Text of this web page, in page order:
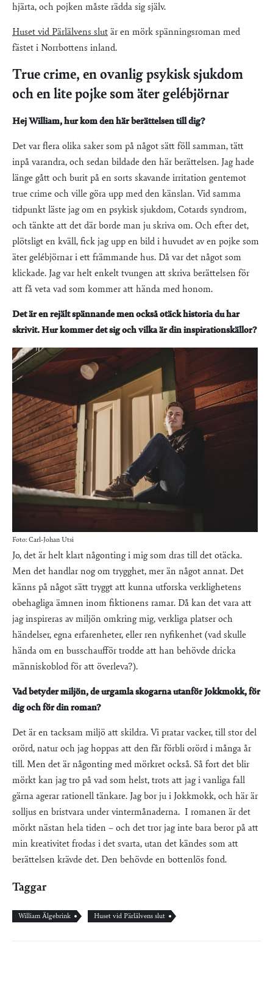
hjärta, och pojken måste rädda sig själv.
Huset vid Pärlälvens slut är en mörk spänningsroman med
fästet i Norrbottens inland.
True crime, en ovanlig psykisk sjukdom
och en lite pojke som äter gelébjörnar
Hej William, hur kom den här berättelsen till dig?
Det var flera olika saker som på något sätt föll samman, tätt
inpå varandra, och sedan bildade den här berättelsen. Jag hade
länge gått och burit på en sorts skavande irritation gentemot
true crime och ville göra upp med den känslan. Vid samma
tidpunkt läste jag om en psykisk sjukdom, Cotards syndrom,
och tänkte att det där borde man ju skriva om. Och efter det,
plötsligt en kväll, fick jag upp en bild i huvudet av en pojke som
äter gelébjörnar i ett främmande hus. Då var det något som
klickade. Jag var helt enkelt tvungen att skriva berättelsen för
att få veta vad som kommer att hända med honom.
Det är en rejält spännande men också otäck historia du har
skrivit. Hur kommer det sig och vilka är din inspirationskällor?
Foto: Carl-Johan Utsi
Jo, det är helt klart någonting i mig som dras till det otäcka.
Men det handlar nog om trygghet, mer än något annat. Det
känns på något sätt tryggt att kunna utforska verklighetens
obehagliga ämnen inom fiktionens ramar. Då kan det vara att
jag inspireras av miljön omkring mig, verkliga platser och
händelser, egna erfarenheter, eller ren nyfikenhet (vad skulle
hända om en busschaufför trodde att han behövde dricka
människoblod för att överleva?).
Vad betyder miljön, de urgamla skogarna utanför Jokkmokk, för
dig och för din roman?
Det är en tacksam miljö att skildra. Vi pratar vacker, till stor del
orörd, natur och jag hoppas att den får förbli orörd i många år
till. Men det är någonting med mörkret också. Så fort det blir
mörkt kan jag tro på vad som helst, trots att jag i vanliga fall
gärna agerar rationell tänkare. Jag bor ju i Jokkmokk, och här är
solljus en bristvara under vintermånaderna. I romanen är det
mörkt nästan hela tiden – och det tror jag inte bara beror på att
min kreativitet frodas i det svarta, utan det kändes som att
berättelsen krävde det. Den behövde en bottenlös fond.
Taggar
William Älgebrink Huset vid Pärlälvens slut